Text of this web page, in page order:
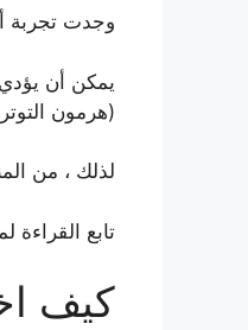
وجدت تجربة أخرى عام 2013 أيضًا أن ممارسة لعبة تدريب الدماغ ساعدت في
(هرمون
لذلك ، من
تابع
كيف